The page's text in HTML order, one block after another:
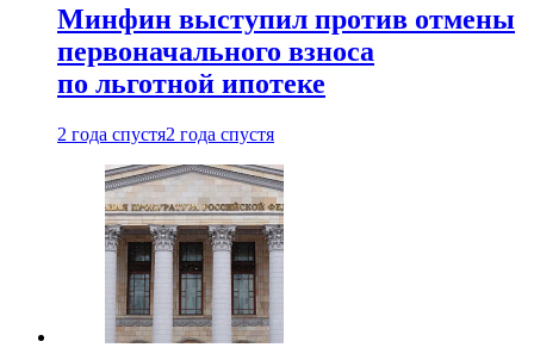
Минфин выступил против отмены
первоначального взноса
по льготной ипотеке
2 года спустя2 года спустя